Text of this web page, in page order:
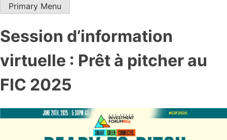
Primary Menu
Session d’information
virtuelle : Prêt à pitcher au
FIC 2025